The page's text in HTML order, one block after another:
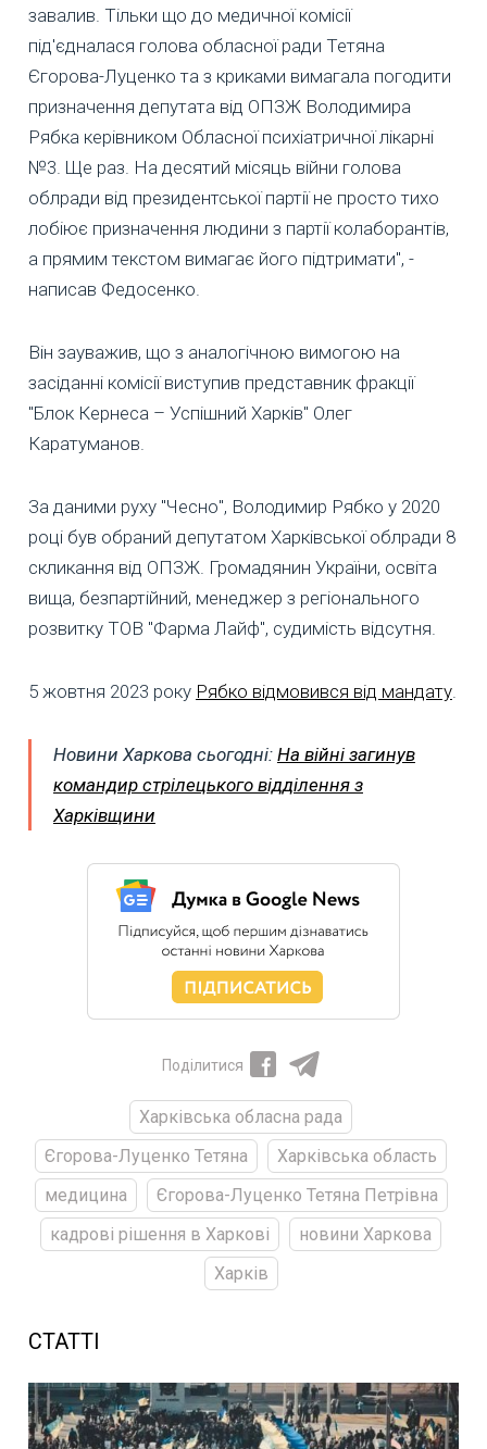
завалив. Тільки що до медичної комісії
під'єдналася голова обласної ради Тетяна
Єгорова-Луценко та з криками вимагала погодити
призначення депутата від ОПЗЖ Володимира
Рябка керівником Обласної психіатричної лікарні
№3. Ще раз. На десятий місяць війни голова
облради від президентської партії не просто тихо
лобіює призначення людини з партії колаборантів,
а прямим текстом вимагає його підтримати", -
написав Федосенко.
Він зауважив, що з аналогічною вимогою на
засіданні комісії виступив представник фракції
"Блок Кернеса – Успішний Харків" Олег
Каратуманов.
За даними руху "Чесно", Володимир Рябко у 2020
році був обраний депутатом Харківської облради 8
скликання від ОПЗЖ. Громадянин України, освіта
вища, безпартійний, менеджер з регіонального
розвитку ТОВ "Фарма Лайф", судимість відсутня.
5 жовтня 2023 року Рябко відмовився від мандату.
Новини Харкова сьогодні: На війні загинув
командир стрілецького відділення з
Харківщини
Поділитися
Харківська обласна рада
Єгорова-Луценко Тетяна
Харківська область
медицина
Єгорова-Луценко Тетяна Петрівна
кадрові рішення в Харкові
новини Харкова
Харків
СТАТТІ